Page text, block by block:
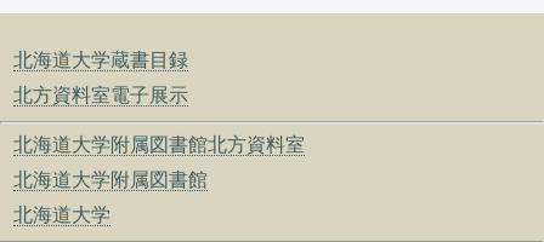
北海道大学蔵書目録
北方資料室電子展示
北海道大学附属図書館北方資料室
北海道大学附属図書館
北海道大学